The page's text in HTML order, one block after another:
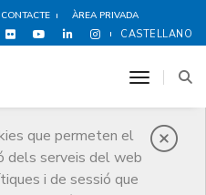
CONTACTE ÀREA PRIVADA
CASTELLANO
que permeten el
dels serveis del web
i de sessió que
toggle